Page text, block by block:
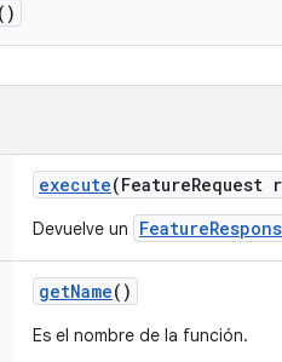
execute(FeatureRequest
Devuelve un
getName()
Es el nombre de la función.